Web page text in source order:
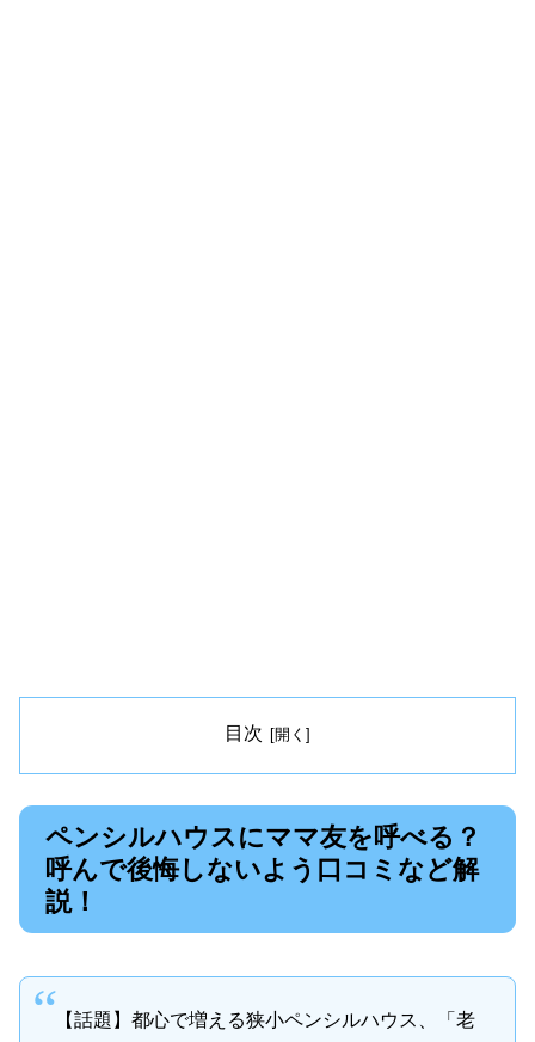
目次
ペンシルハウスにママ友を呼べる？
呼んで後悔しないよう口コミなど解
説！
【話題】都心で増える狭小ペンシルハウス、「老